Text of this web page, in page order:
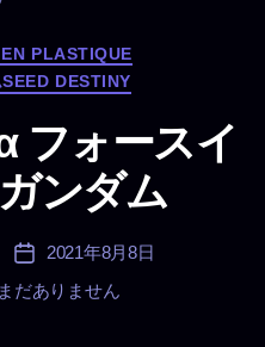
カ
PLASTIQUE
DESTINY
フォースイ
ンダム
投
稿
日
2021年8月8日
だありません